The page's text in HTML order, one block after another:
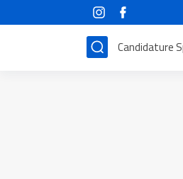
Candidature